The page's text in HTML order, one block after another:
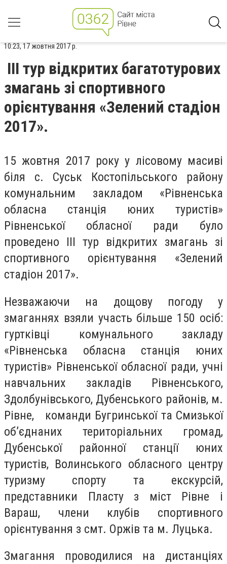
10:23, 17 жовтня 2017 р.
ІІІ тур відкритих багатотурових
змагань зі спортивного
орієнтування «Зелений стадіон
2017».
15 жовтня 2017 року у лісовому масиві
біля с. Суськ Костопільського району
комунальним закладом «Рівненська
обласна станція юних туристів»
Рівненської обласної ради було
проведено ІІІ тур відкритих змагань зі
спортивного орієнтування «Зелений
стадіон 2017».
Незважаючи на дощову погоду у
змаганнях взяли участь більше 150 осіб:
гуртківці комунального закладу
«Рівненська обласна станція юних
туристів» Рівненської обласної ради, учні
навчальних закладів Рівненського,
Здолбунівського, Дубенського районів, м.
Рівне, команди Бугринської та Смизької
об’єднаних територіальних громад,
Дубенської районної станції юних
туристів, Волинського обласного центру
туризму спорту та екскурсій,
представники Пласту з міст Рівне і
Вараш, члени клубів спортивного
орієнтування з смт. Оржів та м. Луцька.
Змагання проводилися на дистанціях